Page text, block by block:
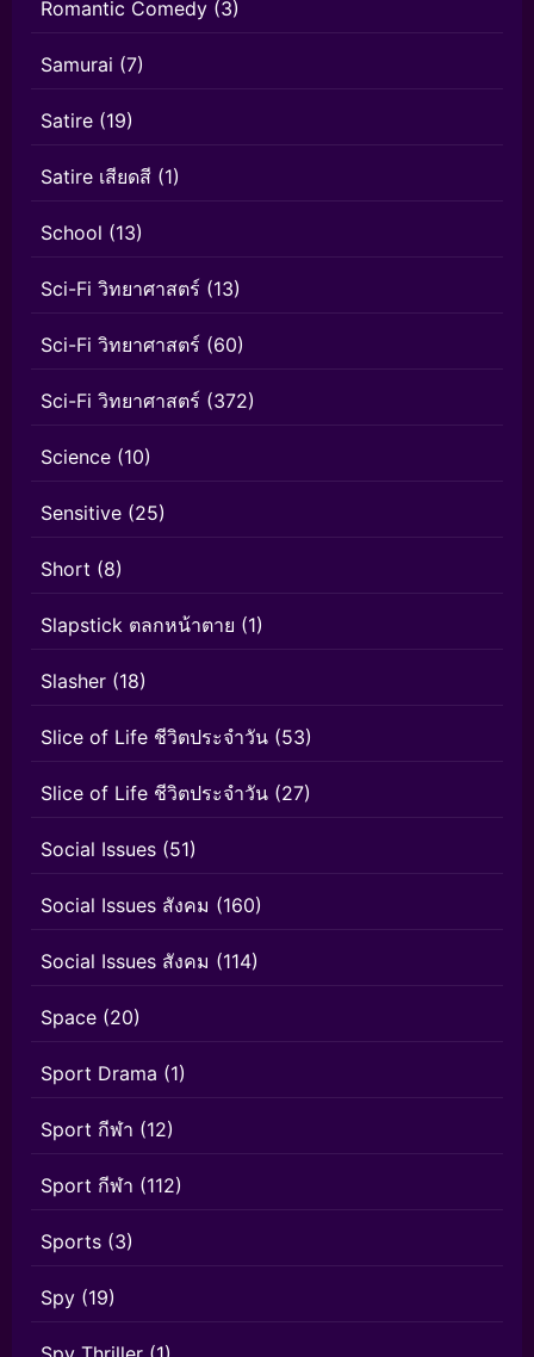
Romantic Comedy (3)
Samurai (7)
Satire (19)
Satire เสียดสี (1)
School (13)
Sci-Fi วิทยาศาสตร์ (13)
Sci-Fi วิทยาศาสตร์ (60)
Sci-Fi วิทยาศาสตร์ (372)
Science (10)
Sensitive (25)
Short (8)
Slapstick ตลกหน้าตาย (1)
Slasher (18)
Slice of Life ชีวิตประจำวัน (53)
Slice of Life ชีวิตประจำวัน (27)
Social Issues (51)
Social Issues สังคม (160)
Social Issues สังคม (114)
Space (20)
Sport Drama (1)
Sport กีฬา (12)
Sport กีฬา (112)
Sports (3)
Spy (19)